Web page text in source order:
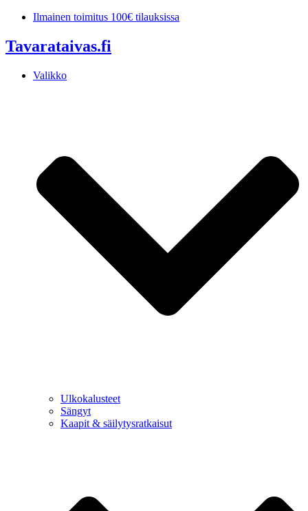
Mene
Ilmainen toimitus 100€ tilauksissa
Tavarataivas.fi
Valikko
Ulkokalusteet
Sängyt
Kaapit & säilytysratkaisut